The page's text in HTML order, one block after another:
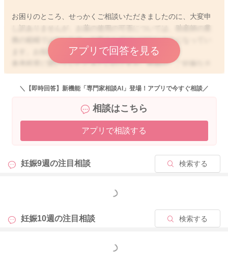
お困りのところ、せっかくご相談いただきましたのに、大変申
務の範疇ではないため、お答えしてはいけないことになってい
ます。お役に立てず、大変申し訳ありません。
参考程度に聞いていただきたいのですが、医師が、ご妊娠なさ
っていることをお伝えした上で処方されたお薬であれば、問題
ないと思いますよ。
ただく方がより安心と思いますよ。
ベビーカレンダー事務局からも、以下のような連絡を受けてお
いです。
いつもベビーカレンダーの専門家相談コーナーをご利用くださ
大変恐縮ではございますが、病気の診断や薬についてのご相
アプリで回答を見る
＼【即時回答】新機能「専門家相談AI」登場！アプリで今すぐ相談／
相談はこちら
アプリで相談する
妊娠9週の注目相談 検索する
もっと見る
妊娠10週の注目相談 検索する
もっと見る